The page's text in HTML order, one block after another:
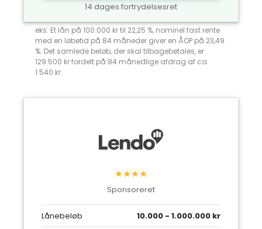
14 dages fortrydelsesret
eks: Et lån på 100.000 kr til 22,25 %, nominel fast rente
med en løbetid på 84 måneder giver en ÅOP på 23,49
%. Det samlede beløb, der skal tilbagebetales, er
129.500 kr fordelt på 84 månedlige afdrag af ca.
1.540 kr.
★★★★
Sponsoreret
Lånebeløb 10.000 - 1.000.000 kr